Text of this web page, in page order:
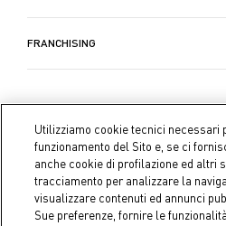
FRANCHISING
Utilizziamo cookie tecnici necessari
funzionamento del Sito e, se ci
anche cookie di profilazione ed altri
tracciamento per analizzare la
visualizzare contenuti ed annunci
Sue preferenze, fornire le